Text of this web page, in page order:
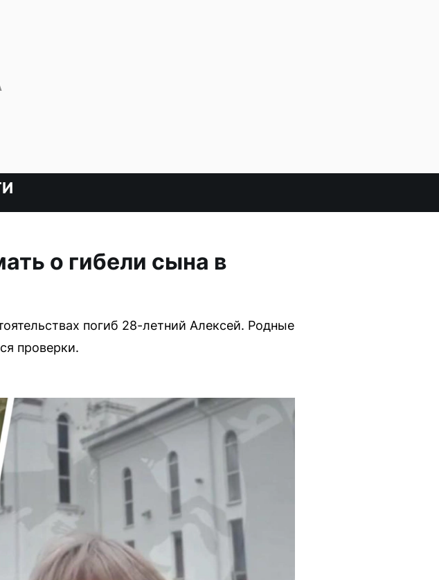
о гибели сына в
погиб 28-летний Алексей. Родные
проверки.